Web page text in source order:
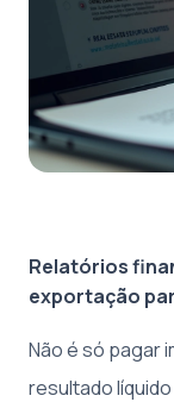
Relatórios
exportação
Não é só pagar
resultado